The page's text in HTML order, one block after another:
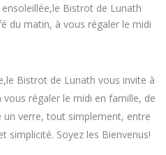
Bistrot de Lunath
du matin, à vous régaler le midi
Bistrot de Lunath vous invite à
régaler le midi en famille, de
un verre, tout simplement, entre
simplicité. Soyez les Bienvenus!